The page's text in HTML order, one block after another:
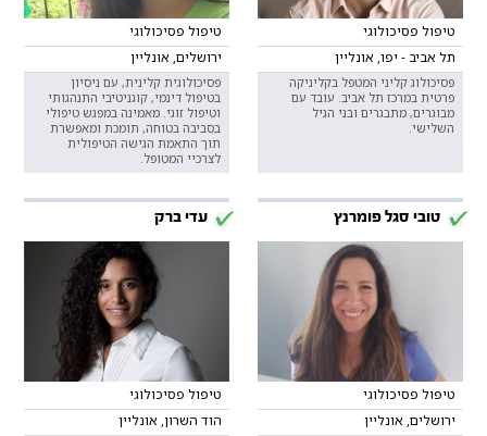
טיפול פסיכולוגי
תל אביב - יפו, אונליין
פסיכולוג קליני המטפל בקליניקה
פרטית במרכז תל אביב. עובד עם
מבוגרים, מתבגרים ובני הגיל
השלישי.
טיפול פסיכולוגי
ירושלים, אונליין
פסיכולוגית קלינית, עם ניסיון
בטיפול דינמי, קוגניטיבי התנהגותי
וטיפול זוגי. מאמינה במפגש טיפולי
בסביבה בטוחה, תומכת ומאפשרת
תוך התאמת הגישה הטיפולית
לצרכיי המטופל.
טובי סגל פומרנץ
טיפול פסיכולוגי
ירושלים, אונליין
עדי ברק
טיפול פסיכולוגי
הוד השרון, אונליין